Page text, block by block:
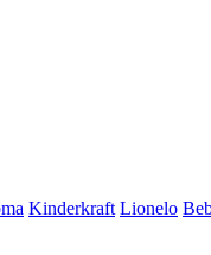
Kinderkraft Lionelo